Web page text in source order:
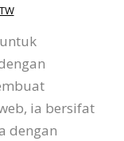
TW
ia bersifat
dengan